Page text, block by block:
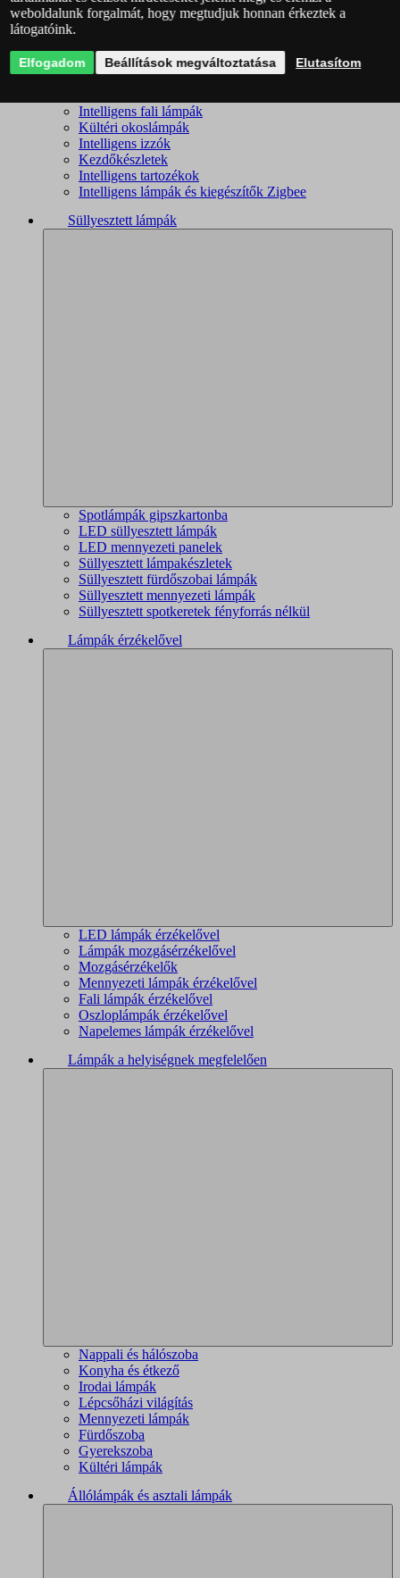
Intelligens csillárok
Okos kislámpák
Okos spotlámpák
Intelligens fali lámpák
Kültéri okoslámpák
Intelligens izzók
Kezdőkészletek
Intelligens tartozékok
Intelligens lámpák és kiegészítők Zigbee
Süllyesztett lámpák
Spotlámpák gipszkartonba
LED süllyesztett lámpák
LED mennyezeti panelek
Süllyesztett lámpakészletek
Süllyesztett fürdőszobai lámpák
Süllyesztett mennyezeti lámpák
Süllyesztett spotkeretek fényforrás nélkül
Lámpák érzékelővel
LED lámpák érzékelővel
Lámpák mozgásérzékelővel
Mozgásérzékelők
Mennyezeti lámpák érzékelővel
Fali lámpák érzékelővel
Oszloplámpák érzékelővel
Napelemes lámpák érzékelővel
Lámpák a helyiségnek megfelelően
Nappali és hálószoba
Konyha és étkező
Irodai lámpák
Lépcsőházi világítás
Mennyezeti lámpák
Fürdőszoba
Gyerekszoba
Kültéri lámpák
Állólámpák és asztali lámpák
weboldalunk forgalmát, hogy megtudjuk honnan érkeztek a
látogatóink.
Elfogadom Beállítások megváltoztatása Elutasítom